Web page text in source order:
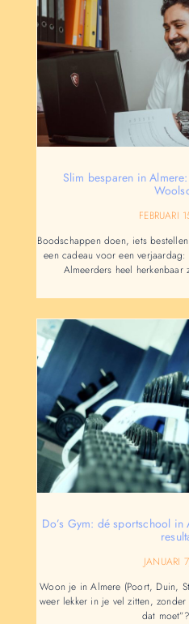
Slim besparen in
FEBRUARI
Boodschappen doen, iets
een cadeau voor een
Almeerders heel
Do’s Gym: dé sportschool
JANUARI
Woon je in Almere (Poort, Duin,
weer lekker in je vel zitten,
dat